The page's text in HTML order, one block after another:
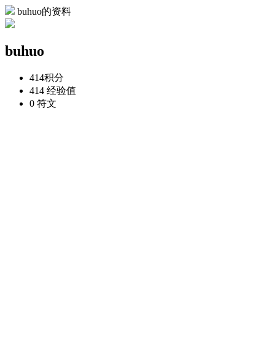
buhuo的资料
buhuo
414积分
414 经验值
0 符文